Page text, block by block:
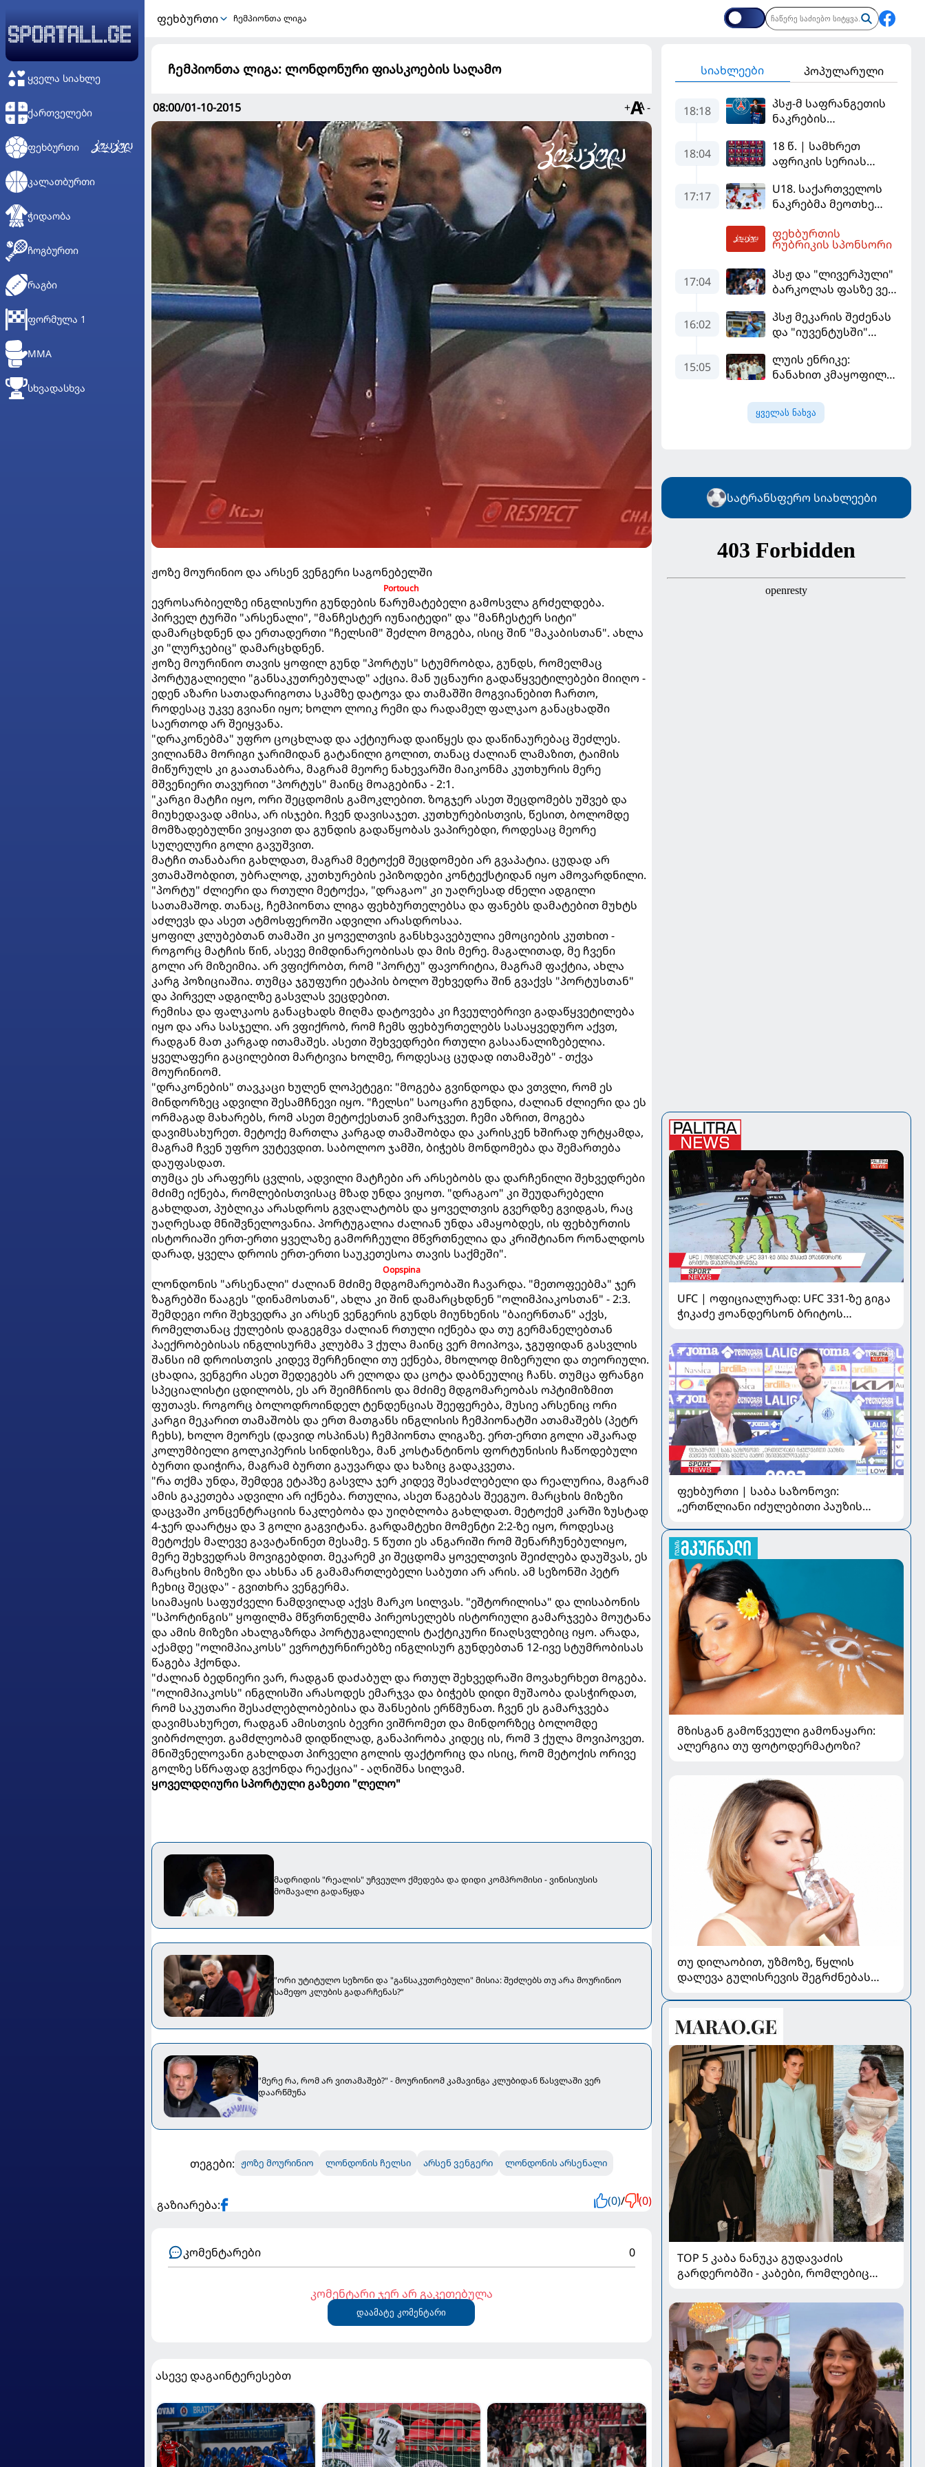
ᲧᲕᲔᲚᲐ ᲡᲘᲐᲮᲚᲔ
ᲥᲐᲠᲗᲕᲔᲚᲔᲑᲘ
ᲤᲔᲮᲑᲣᲠᲗᲘ
ᲙᲐᲚᲐᲗᲑᲣᲠᲗᲘ
ᲭᲘᲓᲐᲝᲑᲐ
ᲩᲝᲒᲑᲣᲠᲗᲘ
ᲠᲐᲒᲑᲘ
ᲤᲝᲠᲛᲣᲚᲐ 1
MMA
ᲡᲮᲕᲐᲓᲐᲡᲮᲕᲐ
ᲤᲔᲮᲑᲣᲠᲗᲘ ჩემპიონთა ლიგა
ჩემპიონთა ლიგა: ლონდონური ფიასკოების საღამო
08:00/01-10-2015 + -
ჟოზე მოურინიო და არსენ ვენგერი საგონებელში
Portouch
ევროსარბიელზე ინგლისური გუნდების წარუმატებელი გამოსვლა გრძელდება.
პირველ ტურში "არსენალი", "მანჩესტერ იუნაიტედი" და "მანჩესტერ სიტი"
დამარცხდნენ და ერთადერთი "ჩელსიმ" შეძლო მოგება, ისიც შინ "მაკაბისთან". ახლა
კი "ლურჯებიც" დამარცხდნენ.
ჟოზე მოურინიო თავის ყოფილ გუნდ "პორტუს" სტუმრობდა, გუნდს, რომელმაც
პორტუგალიელი "განსაკუთრებულად" აქცია. მან უცნაური გადაწყვეტილებები მიიღო -
ედენ აზარი სათადარიგოთა სკამზე დატოვა და თამაშში მოგვიანებით ჩართო,
როდესაც უკვე გვიანი იყო; ხოლო ლოიკ რემი და რადამელ ფალკაო განაცხადში
საერთოდ არ შეიყვანა.
"დრაკონებმა" უფრო ცოცხლად და აქტიურად დაიწყეს და დაწინაურებაც შეძლეს.
ვილიანმა მორიგი ჯარიმიდან გატანილი გოლით, თანაც ძალიან ლამაზით, ტაიმის
მიწურულს კი გაათანაბრა, მაგრამ მეორე ნახევარში მაიკონმა კუთხურის მერე
მშვენიერი თავურით "პორტუს" მაინც მოაგებინა - 2:1.
"კარგი მატჩი იყო, ორი შეცდომის გამოკლებით. ზოგჯერ ასეთ შეცდომებს უშვებ და
მიუხედავად ამისა, არ ისჯები. ჩვენ დავისაჯეთ. კუთხურებისთვის, წესით, ბოლომდე
მომზადებულნი ვიყავით და გუნდის გადაწყობას ვაპირებდი, როდესაც მეორე
სულელური გოლი გავუშვით.
მატჩი თანაბარი გახლდათ, მაგრამ მეტოქემ შეცდომები არ გვაპატია. ცუდად არ
ვთამაშობდით, უბრალოდ, კუთხურების ეპიზოდები კონტექსტიდან იყო ამოვარდნილი.
"პორტუ" ძლიერი და რთული მეტოქეა, "დრაგაო" კი უაღრესად ძნელი ადგილი
სათამაშოდ. თანაც, ჩემპიონთა ლიგა ფეხბურთელებსა და ფანებს დამატებით მუხტს
აძლევს და ასეთ ატმოსფეროში ადვილი არასდროსაა.
ყოფილ კლუბებთან თამაში კი ყოველთვის განსხვავებულია ემოციების კუთხით -
როგორც მატჩის წინ, ასევე მიმდინარეობისას და მის მერე. მაგალითად, მე ჩვენი
გოლი არ მიზეიმია. არ ვფიქრობთ, რომ "პორტუ" ფავორიტია, მაგრამ ფაქტია, ახლა
კარგ პოზიციაშია. თუმცა ჯგუფური ეტაპის ბოლო შეხვედრა შინ გვაქვს "პორტუსთან"
და პირველ ადგილზე გასვლას ვეცდებით.
რემისა და ფალკაოს განაცხადს მიღმა დატოვება კი ჩვეულებრივი გადაწყვეტილება
იყო და არა სასჯელი. არ ვფიქრობ, რომ ჩემს ფეხბურთელებს სასაყვედურო აქვთ,
რადგან მათ კარგად ითამაშეს. ასეთი შეხვედრები რთული გასაანალიზებელია.
ყველაფერი გაცილებით მარტივია ხოლმე, როდესაც ცუდად ითამაშებ" - თქვა
მოურინიომ.
"დრაკონების" თავკაცი ხულენ ლოპეტეგი: "მოგება გვინდოდა და ვთვლი, რომ ეს
მინდორზეც ადვილი შესამჩნევი იყო. "ჩელსი" საოცარი გუნდია, ძალიან ძლიერი და ეს
ორმაგად მახარებს, რომ ასეთ მეტოქესთან ვიმარჯვეთ. ჩემი აზრით, მოგება
დავიმსახურეთ. მეტოქე მართლა კარგად თამაშობდა და კარისკენ ხშირად ურტყამდა,
მაგრამ ჩვენ უფრო ვუტევდით. საბოლოო ჯამში, ბიჭებს მონდომება და შემართება
დაუფასდათ.
თუმცა ეს არაფერს ცვლის, ადვილი მატჩები არ არსებობს და დარჩენილი შეხვედრები
მძიმე იქნება, რომლებისთვისაც მზად უნდა ვიყოთ. "დრაგაო" კი შეუდარებელი
გახლდათ, პუბლიკა არასდროს გვღალატობს და ყოველთვის გვერდზე გვიდგას, რაც
უაღრესად მნიშვნელოვანია. პორტუგალია ძალიან უნდა ამაყობდეს, ის ფეხბურთის
ისტორიაში ერთ-ერთი ყველაზე გამორჩეული მწვრთნელია და კრიშტიანო რონალდოს
დარად, ყველა დროის ერთ-ერთი საუკეთესოა თავის საქმეში".
Oopspina
ლონდონის "არსენალი" ძალიან მძიმე მდგომარეობაში ჩავარდა. "მეთოფეებმა" ჯერ
ზაგრებში წააგეს "დინამოსთან", ახლა კი შინ დამარცხდნენ "ოლიმპიაკოსთან" - 2:3.
შემდეგი ორი შეხვედრა კი არსენ ვენგერის გუნდს მიუნხენის "ბაიერნთან" აქვს,
რომელთანაც ქულების დაგეგმვა ძალიან რთული იქნება და თუ გერმანელებთან
პაექრობებისას ინგლისურმა კლუბმა 3 ქულა მაინც ვერ მოიპოვა, ჯგუფიდან გასვლის
შანსი იმ დროისთვის კიდევ შერჩენილი თუ ექნება, მხოლოდ მიზერული და თეორიული.
ცხადია, ვენგერი ასეთ შედეგებს არ ელოდა და ცოტა დაბნეულიც ჩანს. თუმცა ფრანგი
სპეციალისტი ცდილობს, ეს არ შეიმჩნიოს და მძიმე მდგომარეობას ოპტიმიზმით
ფუთავს. როგორც ბოლოდროინდელ ტენდენციას შეეფერება, მუსიე არსენიც ორი
კარგი მეკარით თამაშობს და ერთ მათგანს ინგლისის ჩემპიონატში ათამაშებს (პეტრ
ჩეხს), ხოლო მეორეს (დავიდ ოსპინას) ჩემპიონთა ლიგაზე. ერთ-ერთი გოლი აშკარად
კოლუმბიელი გოლკიპერის სინდისზეა, მან კოსტანტინოს ფორტუნისის ჩაწოდებული
ბურთი დაიჭირა, მაგრამ ბურთი გაუვარდა და ხაზიც გადაკვეთა.
"რა თქმა უნდა, შემდეგ ეტაპზე გასვლა ჯერ კიდევ შესაძლებელი და რეალურია, მაგრამ
ამის გაკეთება ადვილი არ იქნება. რთულია, ასეთ წაგებას შეეგუო. მარცხის მიზეზი
დაცვაში კონცენტრაციის ნაკლებობა და უიღბლობა გახლდათ. მეტოქემ კარში ზუსტად
4-ჯერ დაარტყა და 3 გოლი გაგვიტანა. გარდამტეხი მომენტი 2:2-ზე იყო, როდესაც
მეტოქეს მალევე გავატანინეთ მესამე. 5 წუთი ეს ანგარიში რომ შენარჩუნებულიყო,
მერე შეხვედრას მოვიგებდით. მეკარემ კი შეცდომა ყოველთვის შეიძლება დაუშვას, ეს
მარცხის მიზეზი და ახსნა ან გამამართლებელი საბუთი არ არის. ამ სეზონში პეტრ
ჩეხიც შეცდა" - გვითხრა ვენგერმა.
სიამაყის საფუძველი ნამდვილად აქვს მარკო სილვას. "ეშტორილისა" და ლისაბონის
"სპორტინგის" ყოფილმა მწვრთნელმა პირეოსელებს ისტორიული გამარჯვება მოუტანა
და ამის მიზეზი ახალგაზრდა პორტუგალიელის ტაქტიკური წიაღსვლებიც იყო. არადა,
აქამდე "ოლიმპიაკოსს" ევროტურნირებზე ინგლისურ გუნდებთან 12-ივე სტუმრობისას
წაგება ჰქონდა.
"ძალიან ბედნიერი ვარ, რადგან დაძაბულ და რთულ შეხვედრაში მოვახერხეთ მოგება.
"ოლიმპიაკოსს" ინგლისში არასოდეს ემარჯვა და ბიჭებს დიდი მუშაობა დასჭირდათ,
რომ საკუთარი შესაძლებლობებისა და შანსების ერწმუნათ. ჩვენ ეს გამარჯვება
დავიმსახურეთ, რადგან ამისთვის ბევრი ვიშრომეთ და მინდორზეც ბოლომდე
ვიბრძოლეთ. გამძლეობამ დიდწილად, განაპირობა კიდეც ის, რომ 3 ქულა მოვიპოვეთ.
მნიშვნელოვანი გახლდათ პირველი გოლის ფაქტორიც და ისიც, რომ მეტოქის ორივე
გოლზე სწრაფად გვქონდა რეაქცია" - აღნიშნა სილვამ.
ყოველდღიური სპორტული გაზეთი "ლელო"
მადრიდის "რეალის" უჩვეულო ქმედება და დიდი კომპრომისი - ვინისიუსის
მომავალი გადაწყდა
"ორი უტიტულო სეზონი და "განსაკუთრებული" მისია: შეძლებს თუ არა მოურინიო
სამეფო კლუბის გადარჩენას?“
"მერე რა, რომ არ ვითამაშებ?" - მოურინიომ კამავინგა კლუბიდან წასვლაში ვერ
დაარწმუნა
თეგები: ჟოზე მოურინიო ლონდონის ჩელსი არსენ ვენგერი ლონდონის არსენალი
გაზიარება: (0)/ (0)
კომენტარები 0
კომენტარი ჯერ არ გაკეთებულა
დაამატე კომენტარი
ასევე დაგაინტერესებთ
სიახლეები პოპულარული
18:18
პსჟ-მ საფრანგეთის
ნაკრების
დაიმატა
18:04
18 წ. | სამხრეთ
აფრიკის სერიას
17:17
U18. საქართველოს
ნაკრებმა მეოთხე
ერთპიროვნული
ლიდერი გახდა
ფეხბურთის
რუბრიკის სპონსორი
17:04
პსჟ და "ლივერპული"
ბარკოლას ფასზე ვერ
16:02
პსჟ მეკარის შეძენას
და "იუვენტუსში"
აპირებს
15:05
ლუის ენრიკე:
ნანახით კმაყოფილი
არის, რომელიც
გვინდოდა
ყველას ნახვა
სატრანსფერო სიახლეები
UFC | ოფიციალურად: UFC 331-ზე გიგა
ჭიკაძე ჟოანდერსონ ბრიტოს
ფეხბურთი | საბა საზონოვი:
„ერთწლიანი იძულებითი პაუზის
მნიშვნელოვანია“
მზისგან გამოწვეული გამონაყარი:
ალერგია თუ ფოტოდერმატოზი?
თუ დილაობით, უზმოზე, წყლის
დალევა გულისრევის შეგრძნებას
TOP 5 კაბა ნანუკა გუდავაძის
გარდერობში - კაბები, რომლებიც